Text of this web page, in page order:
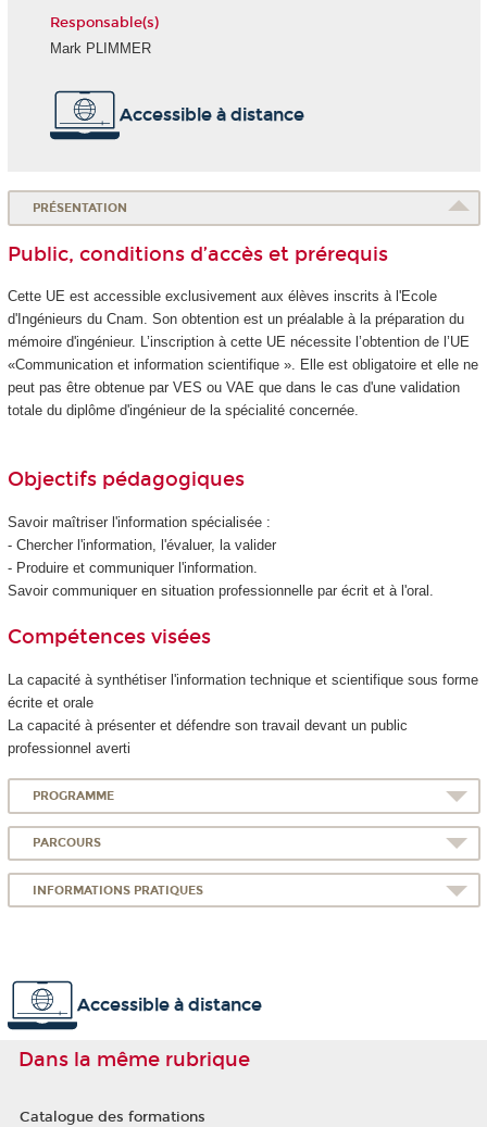
Responsable(s)
Mark PLIMMER
Accessible à distance
PRÉSENTATION
Public, conditions d’accès et prérequis
Cette UE est accessible exclusivement aux élèves inscrits à l'Ecole
d'Ingénieurs du Cnam. Son obtention est un préalable à la préparation du
mémoire d'ingénieur. L’inscription à cette UE nécessite l’obtention de l’UE
«Communication et information scientifique ». Elle est obligatoire et elle ne
peut pas être obtenue par VES ou VAE que dans le cas d'une validation
totale du diplôme d'ingénieur de la spécialité concernée.
Objectifs pédagogiques
Savoir maîtriser l'information spécialisée :
- Chercher l'information, l'évaluer, la valider
- Produire et communiquer l'information.
Savoir communiquer en situation professionnelle par écrit et à l'oral.
Compétences visées
La capacité à synthétiser l'information technique et scientifique sous forme
écrite et orale
La capacité à présenter et défendre son travail devant un public
professionnel averti
PROGRAMME
PARCOURS
INFORMATIONS PRATIQUES
Accessible à distance
Dans la même rubrique
Catalogue des formations